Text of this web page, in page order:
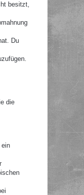
besitzt,
Du
die